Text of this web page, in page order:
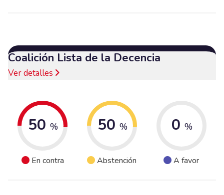
Coalición Lista de la Decencia
Ver detalles
50 %
En contra
50 %
Abstención
0 %
A favor